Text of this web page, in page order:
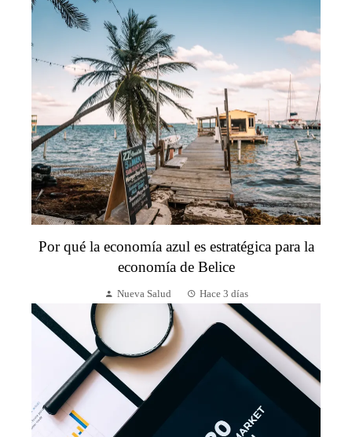
Por qué la economía azul es estratégica para la
economía de Belice
Nueva Salud Hace 3 días